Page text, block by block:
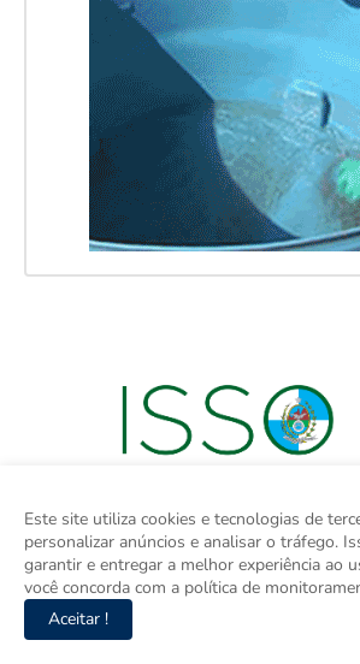
Este site utiliza cookies e tecnologias de
personalizar anúncios e analisar o tráfego.
garantir e entregar a melhor experiência ao
você concorda com a política de
Aceitar !